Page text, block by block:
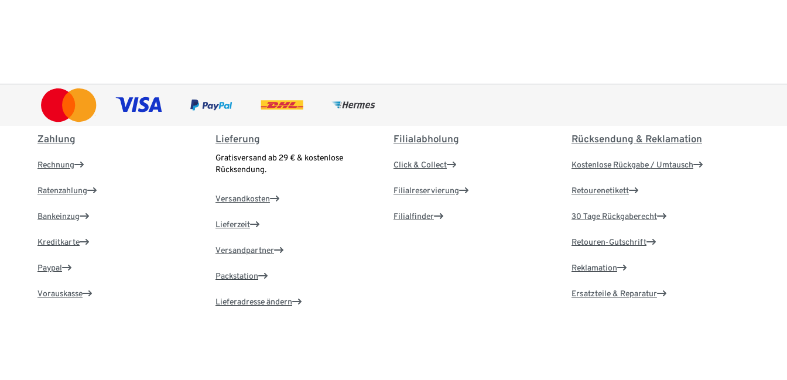
Zahlung
Rechnung
Ratenzahlung
Bankeinzug
Kreditkarte
Paypal
Vorauskasse
Lieferung
Gratisversand ab 29 € & kostenlose
Rücksendung.
Versandkosten
Lieferzeit
Versandpartner
Packstation
Lieferadresse ändern
Filialabholung
Click & Collect
Filialreservierung
Filialfinder
Rücksendung & Reklamation
Kostenlose Rückgabe / Umtausch
Retourenetikett
30 Tage Rückgaberecht
Retouren-Gutschrift
Reklamation
Ersatzteile & Reparatur